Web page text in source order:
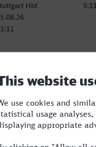
01 04:30
Hbf
5:11